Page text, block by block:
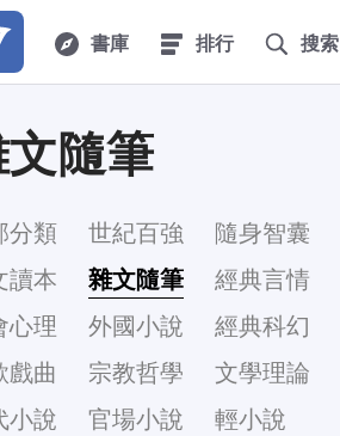
書庫 排行 搜索
隨筆
分類 世紀百強 隨身智囊
讀本
雜文隨筆 經典言情
心理
外國小說 經典科幻
戲曲
宗教哲學 文學理論
小說
官場小說 輕小說